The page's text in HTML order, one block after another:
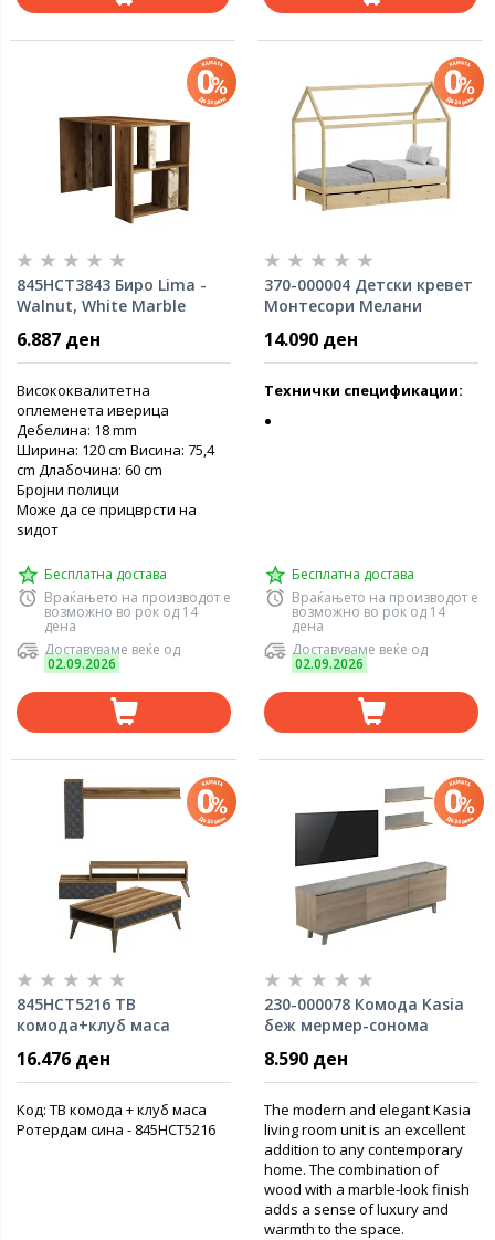
845HCT3843 Биро Lima -
Walnut, White Marble
6.887 ден
Висококвалитетна
оплеменета иверица
Дебелина: 18 mm
Ширина: 120 cm Висина: 75,4
cm Длабочина: 60 ​​cm
Бројни полици
Може да се прицврсти на
ѕидот
Бесплатна достава
Враќањето на производот е
возможно во рок од 14
дена
Доставуваме веќе од
02.09.2026
370-000004 Детски кревет
Монтесори Мелани
14.090 ден
Технички спецификации:
Бесплатна достава
Враќањето на производот е
возможно во рок од 14
дена
Доставуваме веќе од
02.09.2026
845HCT5216 ТВ
комода+клуб маса
16.476 ден
Koд: ТВ комода + клуб маса
Ротердам сина - 845HCT5216
230-000078 Комода Kasia
беж мермер-сонома
8.590 ден
The modern and elegant Kasia
living room unit is an excellent
addition to any contemporary
home. The combination of
wood with a marble-look finish
adds a sense of luxury and
warmth to the space.